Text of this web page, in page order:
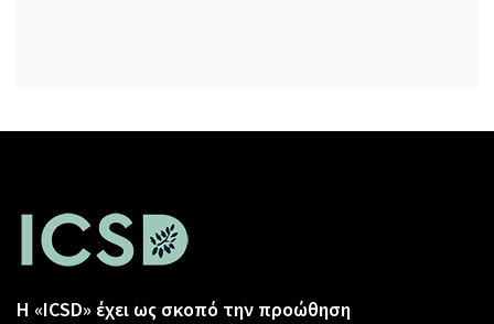
Η «ICSD» έχει ως σκοπό την προώθηση